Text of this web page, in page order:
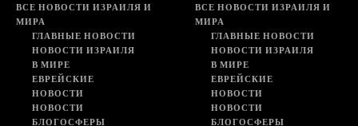
ВСЕ НОВОСТИ ИЗРАИЛЯ И
МИРА
ГЛАВНЫЕ НОВОСТИ
НОВОСТИ ИЗРАИЛЯ
В МИРЕ
ЕВРЕЙСКИЕ
НОВОСТИ
НОВОСТИ
БЛОГОСФЕРЫ
ВСЕ НОВОСТИ ИЗРАИЛЯ И
МИРА
ГЛАВНЫЕ НОВОСТИ
НОВОСТИ ИЗРАИЛЯ
В МИРЕ
ЕВРЕЙСКИЕ
НОВОСТИ
НОВОСТИ
БЛОГОСФЕРЫ